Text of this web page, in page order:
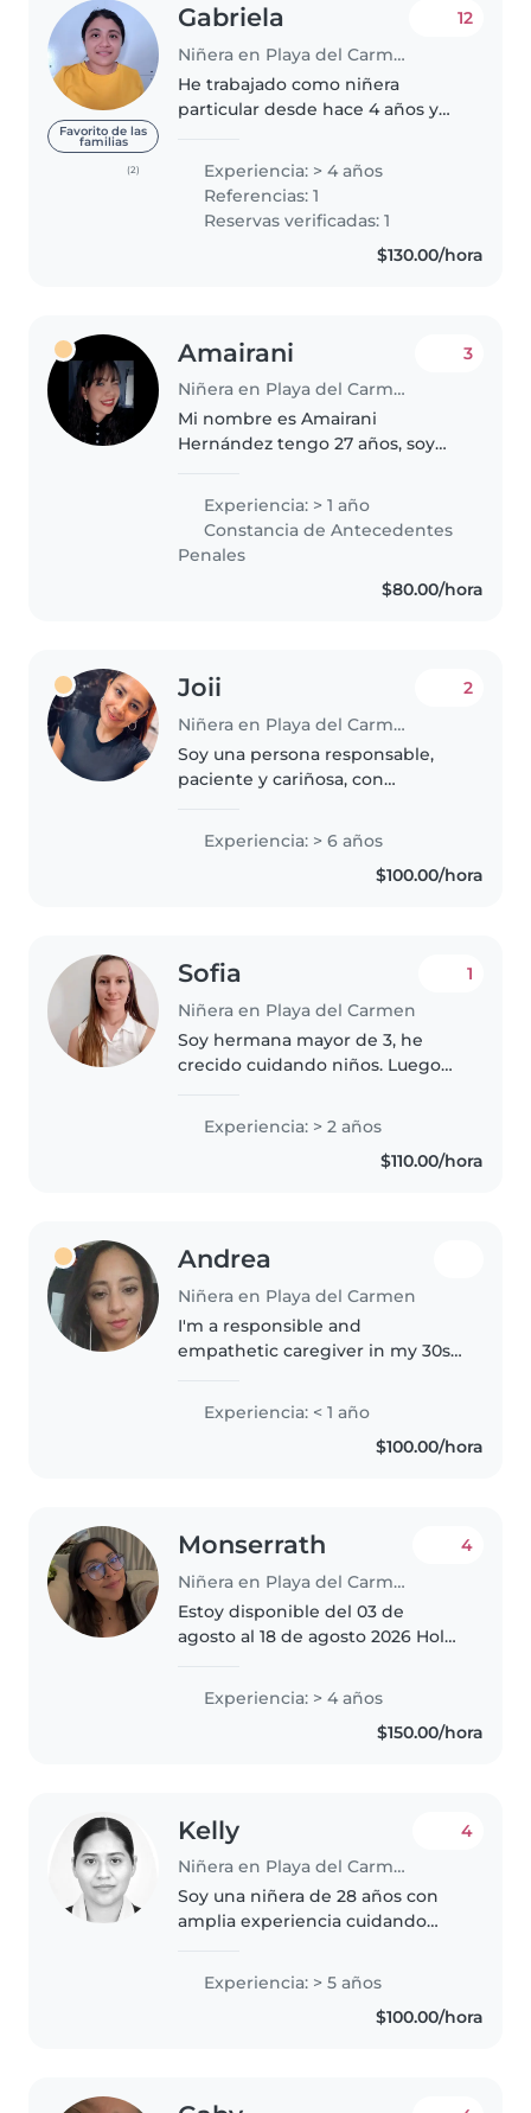
Favorito de las
familias
(2)
Gabriela
Niñera en Playa del Carmen
12
He trabajado como niñera
particular desde hace 4 años y
de niñera𝗌 𝖺𝗊𝗎𝗂 𝖾𝗇 𝗅𝖺 𝖱𝗂𝗏𝗂𝖾𝗋𝖺
𝗆𝖺𝗒𝖺. Como persona soy
responsable,..
Experiencia: > 4 años
Referencias: 1
Reservas verificadas: 1
$130.00/hora
Amairani
Niñera en Playa del Carmen
3
Mi nombre es Amairani
Hernández tengo 27 años, soy
tengo un curso de primeros
auxilios pediátricos, he trabajado
con pequeños de 2 años hasta
Experiencia: > 1 año
Constancia de Antecedentes
Penales
$80.00/hora
Joii
Niñera en Playa del Carmen
2
Soy una persona responsable,
paciente y cariñosa, con
Me gusta crear un ambiente
seguro, respetuoso y lleno de
confianza, donde los niños
Experiencia: > 6 años
$100.00/hora
Sofia
Niñera en Playa del Carmen
1
Soy hermana mayor de 3, he
crecido cuidando niños. Luego
niñera y maestra particular de
niños de primaria. Me siento
muy cómoda con ellos y esa
Experiencia: > 2 años
$110.00/hora
Andrea
Niñera en Playa del Carmen
I'm a responsible and
empathetic caregiver in my 30s
technology. As a parent myself, I
understand the importance of a
safe and nurturing environment
Experiencia: < 1 año
$100.00/hora
Monserrath
Niñera en Playa del Carmen
4
Estoy disponible del 03 de
agosto al 18 de agosto 2026 Hola,
Me gusta convivir con los niños,
jugar con ellos, apoyarlos..
Experiencia: > 4 años
$150.00/hora
Kelly
Niñera en Playa del Carmen
4
Soy una niñera de 28 años con
amplia experiencia cuidando
bebés hasta escolares. Tengo
conocimientos especializados,
soy paciente, responsable y
Experiencia: > 5 años
$100.00/hora